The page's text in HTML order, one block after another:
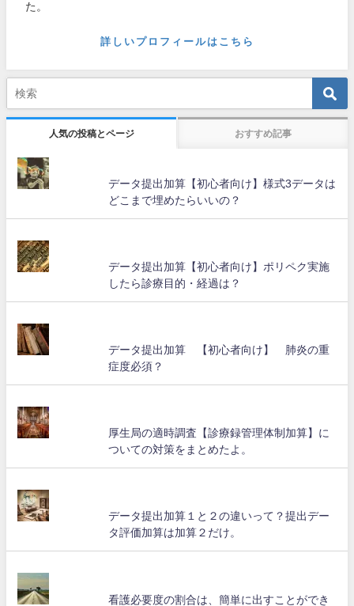
た。
詳しいプロフィールはこちら
人気の投稿とページ おすすめ記事
データ提出加算【初心者向け】様式3データは
どこまで埋めたらいいの？
データ提出加算【初心者向け】ポリペク実施
したら診療目的・経過は？
データ提出加算 【初心者向け】 肺炎の重
症度必須？
厚生局の適時調査【診療録管理体制加算】に
ついての対策をまとめたよ。
データ提出加算１と２の違いって？提出デー
タ評価加算は加算２だけ。
看護必要度の割合は、簡単に出すことができ